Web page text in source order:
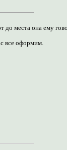
до места она ему
все оформим.